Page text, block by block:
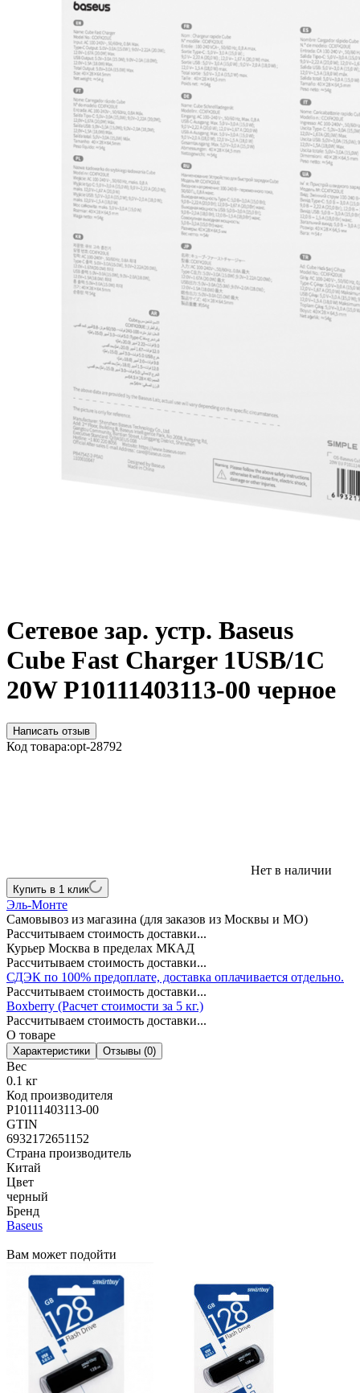
Сетевое зар. устр. Baseus
Cube Fast Charger 1USB/1C
20W P10111403113-00 черное
Написать отзыв
Код товара:opt-28792
Нет в наличии
Купить в 1 клик
Эль-Монте
Самовывоз из магазина (для заказов из Москвы и МО)
Рассчитываем стоимость доставки...
Курьер Москва в пределах МКАД
Рассчитываем стоимость доставки...
СДЭК по 100% предоплате, доставка оплачивается отдельно.
Рассчитываем стоимость доставки...
Boxberry (Расчет стоимости за 5 кг.)
Рассчитываем стоимость доставки...
О товаре
Характеристики Отзывы (0)
Вес
0.1 кг
Код производителя
P10111403113-00
GTIN
6932172651152
Страна производитель
Китай
Цвет
черный
Бренд
Baseus
Вам может подойти